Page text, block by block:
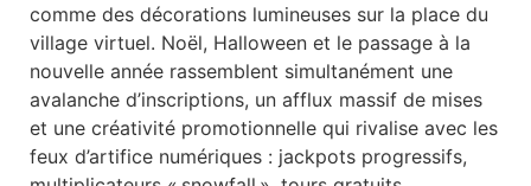
comme des décorations lumineuses sur la place du
village virtuel. Noël, Halloween et le passage à la
nouvelle année rassemblent simultanément une
avalanche d’inscriptions, un afflux massif de mises
et une créativité promotionnelle qui rivalise avec les
feux d’artifice numériques : jackpots progressifs,